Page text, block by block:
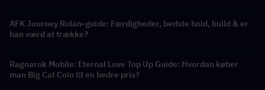
AFK Journey Rolan-guide: Færdigheder, bedste hold, build & er
han værd at trække?
Ragnarok Mobile: Eternal Love Top Up Guide: Hvordan køber
man Big Cat Coin til en bedre pris?